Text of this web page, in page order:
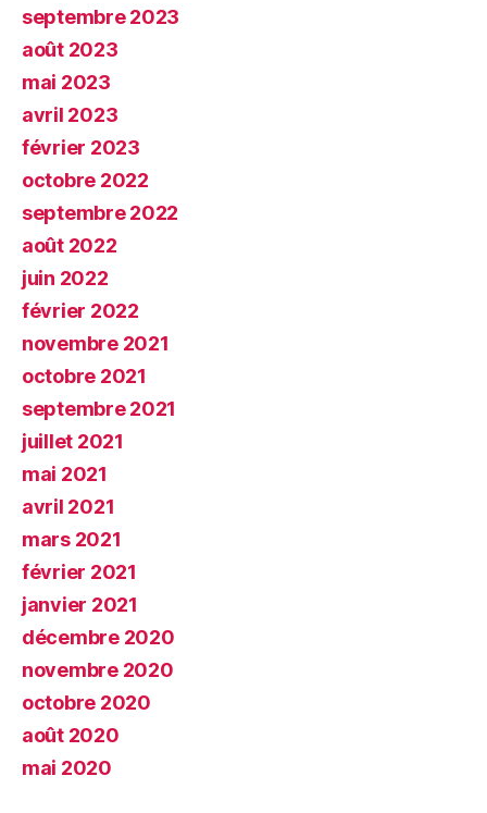
septembre 2023
août 2023
mai 2023
avril 2023
février 2023
octobre 2022
septembre 2022
août 2022
juin 2022
février 2022
novembre 2021
octobre 2021
septembre 2021
juillet 2021
mai 2021
avril 2021
mars 2021
février 2021
janvier 2021
décembre 2020
novembre 2020
octobre 2020
août 2020
mai 2020